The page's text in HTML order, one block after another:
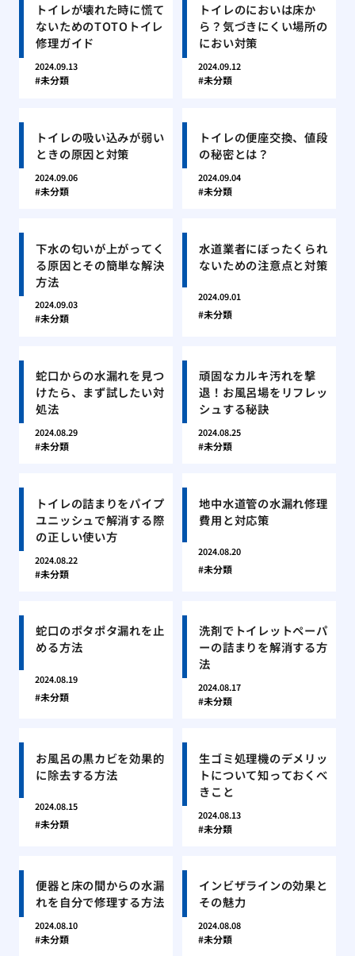
トイレが壊れた時に慌て
ないためのTOTOトイレ
修理ガイド
2024.09.13
未分類
トイレのにおいは床か
ら？気づきにくい場所の
におい対策
2024.09.12
未分類
トイレの吸い込みが弱い
ときの原因と対策
2024.09.06
未分類
トイレの便座交換、値段
の秘密とは？
2024.09.04
未分類
下水の匂いが上がってく
る原因とその簡単な解決
方法
2024.09.03
未分類
水道業者にぼったくられ
ないための注意点と対策
2024.09.01
未分類
蛇口からの水漏れを見つ
けたら、まず試したい対
処法
2024.08.29
未分類
頑固なカルキ汚れを撃
退！お風呂場をリフレッ
シュする秘訣
2024.08.25
未分類
トイレの詰まりをパイプ
ユニッシュで解消する際
の正しい使い方
2024.08.22
未分類
地中水道管の水漏れ修理
費用と対応策
2024.08.20
未分類
蛇口のポタポタ漏れを止
める方法
2024.08.19
未分類
洗剤でトイレットペーパ
ーの詰まりを解消する方
法
2024.08.17
未分類
お風呂の黒カビを効果的
に除去する方法
2024.08.15
未分類
生ゴミ処理機のデメリッ
トについて知っておくべ
きこと
2024.08.13
未分類
便器と床の間からの水漏
れを自分で修理する方法
2024.08.10
未分類
インビザラインの効果と
その魅力
2024.08.08
未分類